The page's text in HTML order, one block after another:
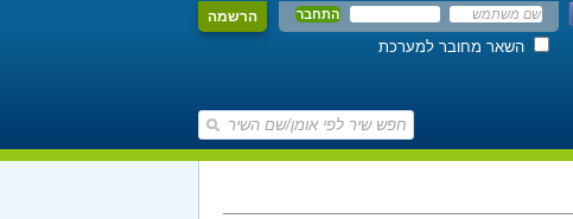
הרשמה
השאר מחובר למערכת